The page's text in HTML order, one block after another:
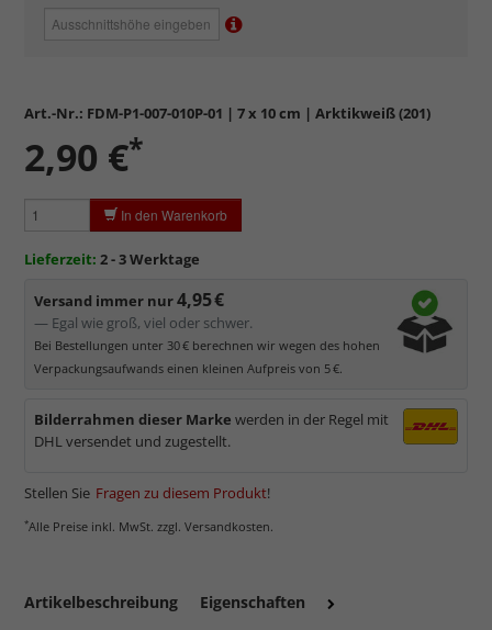
Art.-Nr.: FDM-P1-007-010P-01 | 7 x 10 cm | Arktikweiß (201)
2,90 €*
In den Warenkorb
Lieferzeit: 2 - 3 Werktage
Versand immer nur4,95 €
— Egal wie groß, viel oder schwer.
Bei Bestellungen unter 30 € berechnen wir wegen des hohen
Verpackungsaufwands einen kleinen Aufpreis von 5 €.
Bilderrahmen dieser Marke werden in der Regel mit
DHL versendet und zugestellt.
Stellen Sie Fragen zu diesem Produkt!
*Alle Preise inkl. MwSt. zzgl. Versandkosten.
Artikelbeschreibung Eigenschaften